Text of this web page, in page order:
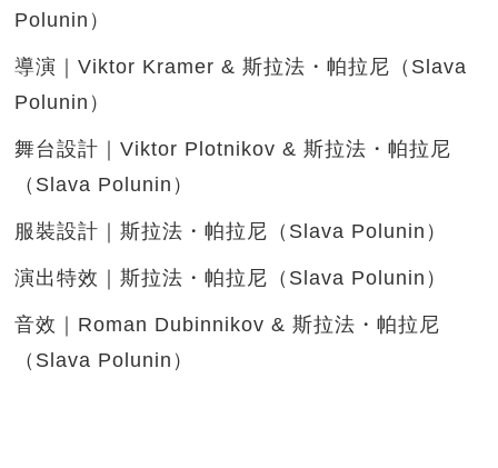
Polunin）
導演｜Viktor Kramer & 斯拉法・帕拉尼（Slava
Polunin）
舞台設計｜Viktor Plotnikov & 斯拉法・帕拉尼
（Slava Polunin）
服裝設計｜斯拉法・帕拉尼（Slava Polunin）
演出特效｜斯拉法・帕拉尼（Slava Polunin）
音效｜Roman Dubinnikov & 斯拉法・帕拉尼
（Slava Polunin）